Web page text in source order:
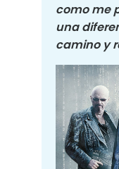
como me
una
camino y